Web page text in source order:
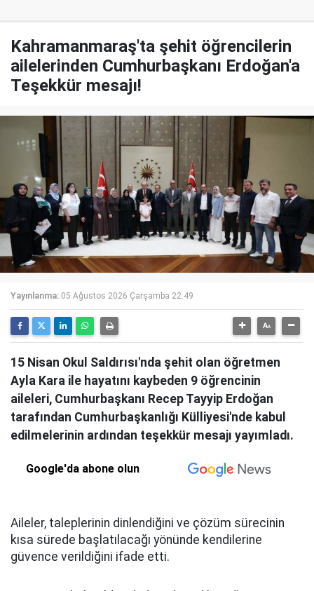
Kahramanmaraş'ta şehit öğrencilerin
ailelerinden Cumhurbaşkanı Erdoğan'a
Teşekkür mesajı!
Yayınlanma: 05 Ağustos 2026 Çarşamba 22:49
15 Nisan Okul Saldırısı'nda şehit olan öğretmen
Ayla Kara ile hayatını kaybeden 9 öğrencinin
aileleri, Cumhurbaşkanı Recep Tayyip Erdoğan
tarafından Cumhurbaşkanlığı Külliyesi'nde kabul
edilmelerinin ardından teşekkür mesajı yayımladı.
Google'da abone olun
Aileler, taleplerinin dinlendiğini ve çözüm sürecinin
kısa sürede başlatılacağı yönünde kendilerine
güvence verildiğini ifade etti.